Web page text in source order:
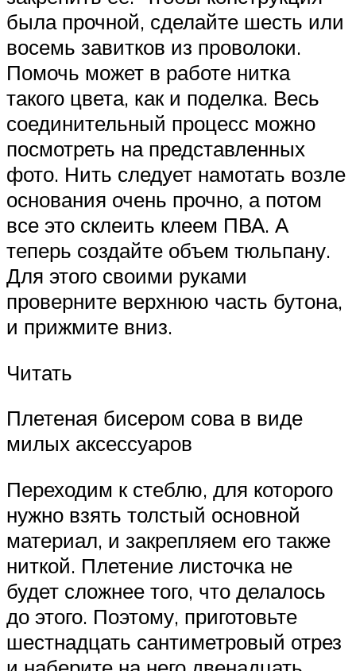
была прочной, сделайте шесть или
восемь завитков из проволоки.
Помочь может в работе нитка
такого цвета, как и поделка. Весь
соединительный процесс можно
посмотреть на представленных
фото. Нить следует намотать возле
основания очень прочно, а потом
все это склеить клеем ПВА. А
теперь создайте объем тюльпану.
Для этого своими руками
проверните верхнюю часть бутона,
и прижмите вниз.
Читать
Плетеная бисером сова в виде
милых аксессуаров
Переходим к стеблю, для которого
нужно взять толстый основной
материал, и закрепляем его также
ниткой. Плетение листочка не
будет сложнее того, что делалось
до этого. Поэтому, приготовьте
шестнадцать сантиметровый отрез